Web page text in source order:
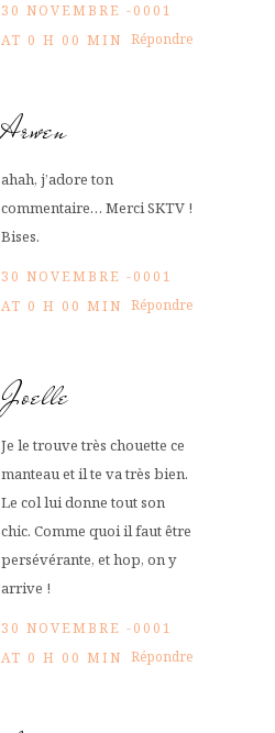
30 NOVEMBRE -0001
AT 0 H 00 MIN Répondre
Arwen
ahah, j’adore ton
commentaire… Merci SKTV !
Bises.
30 NOVEMBRE -0001
AT 0 H 00 MIN Répondre
Joelle
Je le trouve très chouette ce
manteau et il te va très bien.
Le col lui donne tout son
chic. Comme quoi il faut être
persévérante, et hop, on y
arrive !
30 NOVEMBRE -0001
AT 0 H 00 MIN Répondre